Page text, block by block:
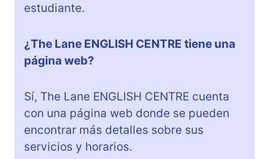
estudiante.
¿The Lane ENGLISH CENTRE tiene una
página web?
Sí, The Lane ENGLISH CENTRE cuenta
con una página web donde se pueden
encontrar más detalles sobre sus
servicios y horarios.